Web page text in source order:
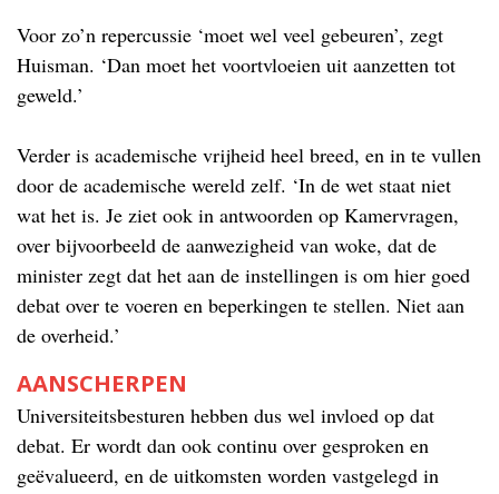
Voor zo’n repercussie ‘moet wel veel gebeuren’, zegt
Huisman. ‘Dan moet het voortvloeien uit aanzetten tot
geweld.’
Verder is academische vrijheid heel breed, en in te vullen
door de academische wereld zelf. ‘In de wet staat niet
wat het is. Je ziet ook in antwoorden op Kamervragen,
over bijvoorbeeld de aanwezigheid van woke, dat de
minister zegt dat het aan de instellingen is om hier goed
debat over te voeren en beperkingen te stellen. Niet aan
de overheid.’
AANSCHERPEN
Universiteitsbesturen hebben dus wel invloed op dat
debat. Er wordt dan ook continu over gesproken en
geëvalueerd, en de uitkomsten worden vastgelegd in